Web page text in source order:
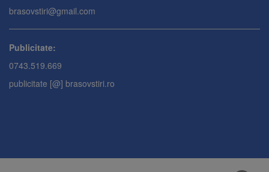
brasovstiri@gmail.com
Publicitate:
0743.519.669
publicitate [@] brasovstiri.ro